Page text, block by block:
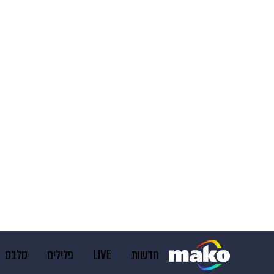
חדשות LIVE פלילים סלבס